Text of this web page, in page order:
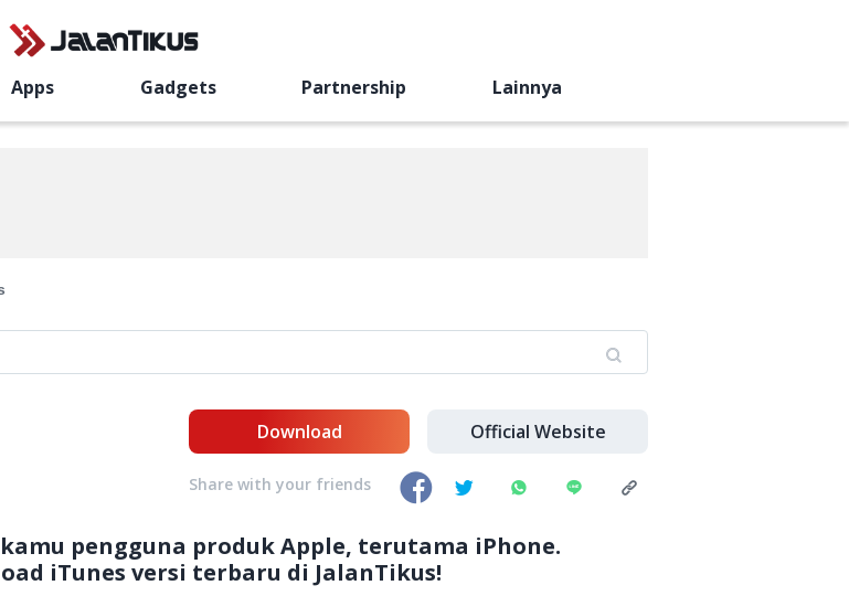
Apps Gadgets Partnership Lainnya
pengguna produk Apple, terutama iPhone.
iTunes versi terbaru di JalanTikus!
Download Official Website
Share with your friends